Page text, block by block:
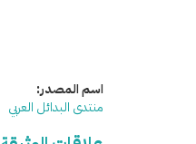
اسم المصدر:
منتدى البدائل العربي